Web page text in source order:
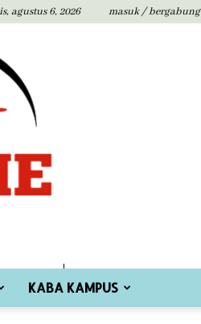
agustus 6, 2026 masuk / bergabung
KABA KAMPUS